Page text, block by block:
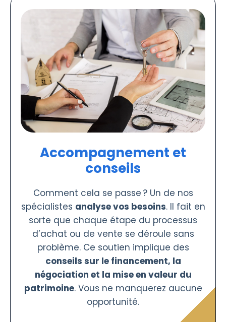
Accompagnement et
conseils
Comment cela se passe ? Un de nos
spécialistes analyse vos besoins. Il fait en
sorte que chaque étape du processus
d’achat ou de vente se déroule sans
problème. Ce soutien implique des
conseils sur le financement, la
négociation et la mise en valeur du
patrimoine. Vous ne manquerez aucune
opportunité.